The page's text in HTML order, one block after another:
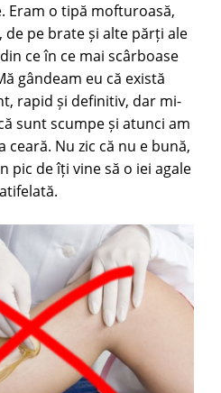
Eram o tipă mofturoasă,
pe brate și alte părți ale
ce în ce mai scârboase
gândeam eu că există
rapid și definitiv, dar mi-
sunt scumpe și atunci am
Nu zic că nu e bună,
pic de îți vine să o iei agale